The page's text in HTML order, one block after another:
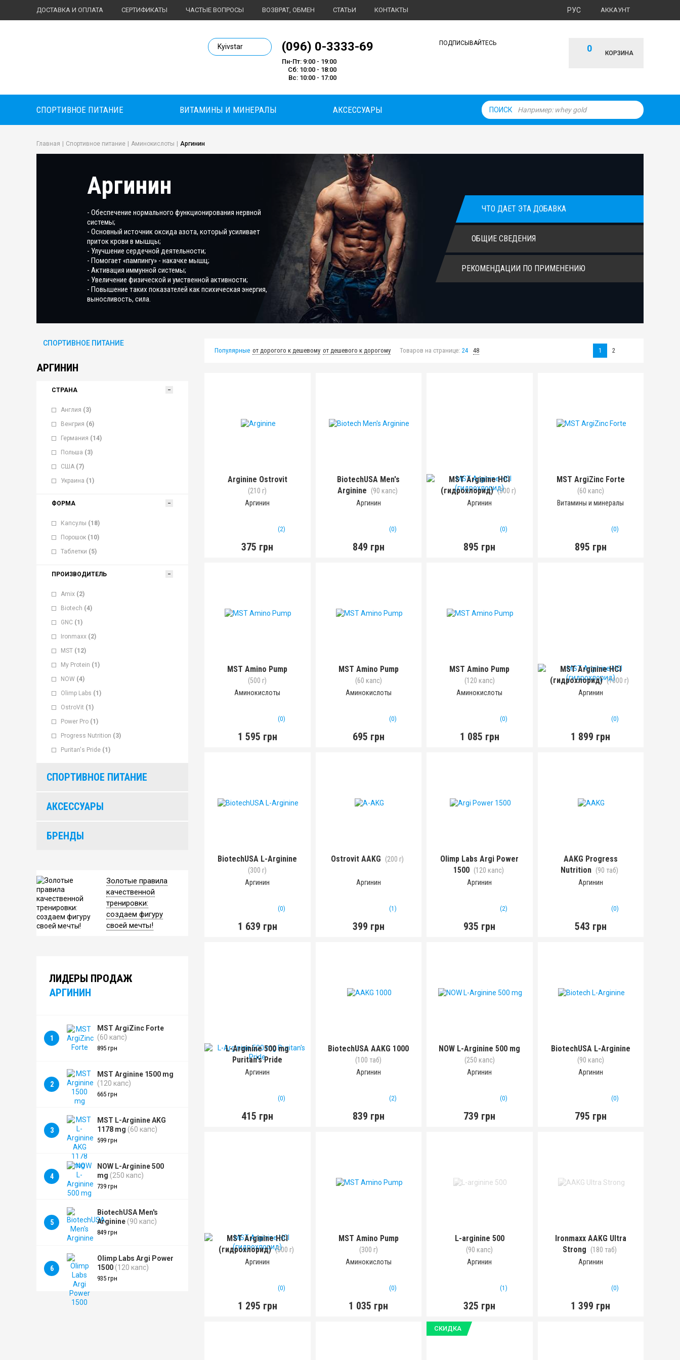
ДОСТАВКА И ОПЛАТА СЕРТИФИКАТЫ ЧАСТЫЕ ВОПРОСЫ ВОЗВРАТ, ОБМЕН СТАТЬИ КОНТАКТЫ АККАУНТ
РУС
Body Market №1 магазин спортивного питания
Kyivstar (096) 0-3333-69
Пн-Пт: 9:00 - 19:00
Сб: 10:00 - 18:00
Вс: 10:00 - 17:00
0 КОРЗИНА
ПОДПИСЫВАЙТЕСЬ
ПОИСК
СПОРТИВНОЕ ПИТАНИЕ ВИТАМИНЫ И МИНЕРАЛЫ АКСЕССУАРЫ
Главная Спортивное питание Аминокислоты Аргинин
Аргинин
- Обеспечение нормального функционирования нервной
системы;
- Основный источник оксида азота, который усиливает
приток крови в мышцы;
- Улучшение сердечной деятельности;
- Помогает «пампингу» - накачке мышц;
- Активация иммунной системы;
- Увеличение физической и умственной активности;
- Повышение таких показателей как психическая энергия,
выносливость, сила.
ЧТО ДАЕТ ЭТА ДОБАВКА
ОБЩИЕ СВЕДЕНИЯ
РЕКОМЕНДАЦИИ ПО ПРИМЕНЕНИЮ
СПОРТИВНОЕ ПИТАНИЕ
АРГИНИН
СТРАНА
Англия (3)
Венгрия (6)
Германия (14)
Польша (3)
США (7)
Украина (1)
ФОРМА
Капсулы (18)
Порошок (10)
Таблетки (5)
ПРОИЗВОДИТЕЛЬ
Amix (2)
Biotech (4)
GNC (1)
Ironmaxx (2)
MST (12)
My Protein (1)
NOW (4)
Olimp Labs (1)
OstroVit (1)
Power Pro (1)
Progress Nutrition (3)
Puritan's Pride (1)
СПОРТИВНОЕ ПИТАНИЕ
АКСЕССУАРЫ
БРЕНДЫ
Золотые правила
качественной
тренировки:
создаем фигуру
своей мечты!
ЛИДЕРЫ ПРОДАЖ
АРГИНИН
1
MST ArgiZinc Forte
(60 капс)
895 грн
2
MST Arginine 1500 mg
(120 капс)
665 грн
3
MST L-Arginine AKG
1178 mg (60 капс)
599 грн
4
NOW L-Arginine 500
mg (250 капс)
739 грн
5
BiotechUSA Men's
Arginine (90 капс)
849 грн
6
Olimp Labs Argi Power
1500 (120 капс)
935 грн
Популярные от дорогого к дешевому от дешевого к дорогому Товаров на странице: 24 48 1 2
Arginine Ostrovit
(210 г)
Аргинин
(2)
375 грн
BiotechUSA Men's
Arginine
(90 капс)
Аргинин
(0)
849 грн
MST Arginine HCl
(гидрохлорид) (300 г)
Аргинин
(0)
895 грн
MST ArgiZinc Forte
(60 капс)
Витамины и минералы
(0)
895 грн
MST Amino Pump
(500 г)
Аминокислоты
(0)
1 595 грн
MST Amino Pump
(60 капс)
Аминокислоты
(0)
695 грн
MST Amino Pump
(120 капс)
Аминокислоты
(0)
1 085 грн
MST Arginine HCl
(гидрохлорид) (1000 г)
Аргинин
(0)
1 899 грн
BiotechUSA L-Arginine
(300 г)
Аргинин
(0)
1 639 грн
Ostrovit AAKG (200 г)
Аргинин
(1)
399 грн
Olimp Labs Argi Power
1500 (120 капс)
Аргинин
(2)
935 грн
AAKG Progress
Nutrition (90 таб)
Аргинин
(0)
543 грн
L-Arginine 500 mg
Puritan's Pride
(100 капс)
Аргинин
(0)
415 грн
BiotechUSA AAKG 1000
(100 таб)
Аргинин
(2)
839 грн
NOW L-Arginine 500 mg
(250 капс)
Аргинин
(0)
739 грн
BiotechUSA L-Arginine
(90 капс)
Аргинин
(0)
795 грн
MST Arginine HCl
(гидрохлорид) (500 г)
Аргинин
(0)
1 295 грн
MST Amino Pump
(300 г)
Аминокислоты
(0)
1 035 грн
L-arginine 500
(90 капс)
Аргинин
(1)
325 грн
Ironmaxx AAKG Ultra
Strong
(180 таб)
Аргинин
(0)
1 399 грн
СКИДКА